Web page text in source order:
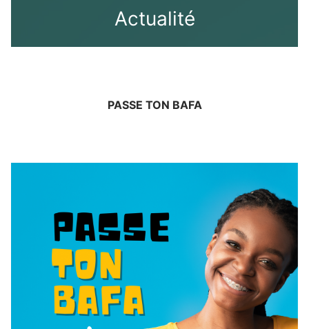
Actualité
PASSE TON BAFA